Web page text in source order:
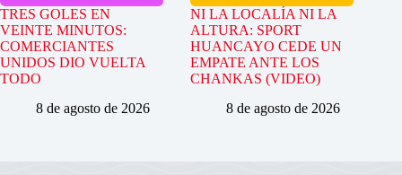
TRES GOLES EN
VEINTE MINUTOS:
COMERCIANTES
UNIDOS DIO VUELTA
TODO
8 de agosto de 2026
NI LA LOCALÍA NI LA
ALTURA: SPORT
HUANCAYO CEDE UN
EMPATE ANTE LOS
CHANKAS (VIDEO)
8 de agosto de 2026